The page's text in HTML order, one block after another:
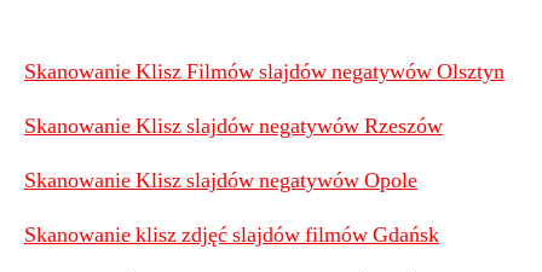
Skanowanie Klisz Filmów slajdów negatywów Olsztyn
Skanowanie Klisz slajdów negatywów Rzeszów
Skanowanie Klisz slajdów negatywów Opole
Skanowanie klisz zdjęć slajdów filmów Gdańsk